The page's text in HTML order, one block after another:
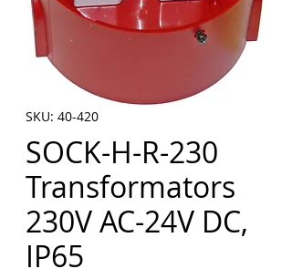
SKU: 40-420
SOCK-H-R-230
Transformators
230V AC-24V DC,
IP65